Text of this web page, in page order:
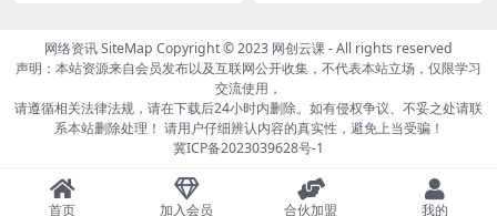
网络资讯SiteMap Copyright © 2023 网创云课- All rights reserved
声明：本站资源来自会员发布以及互联网公开收集，不代表本站立场，仅限学习
交流使用，
请遵循相关法律法规，请在下载后24小时内删除。如有侵权争议、不妥之处请联
系本站删除处理！ 请用户仔细辨认内容的真实性，避免上当受骗！
冀ICP备2023039628号-1
首页 加入会员 合伙加盟 我的